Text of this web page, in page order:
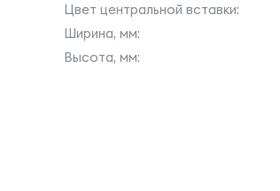
Цвет центральной вставки:
Ширина, мм:
Высота, мм: